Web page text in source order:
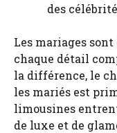
des
Les mariages
chaque détail
la différence, le
les mariés est
limousines
de luxe et de